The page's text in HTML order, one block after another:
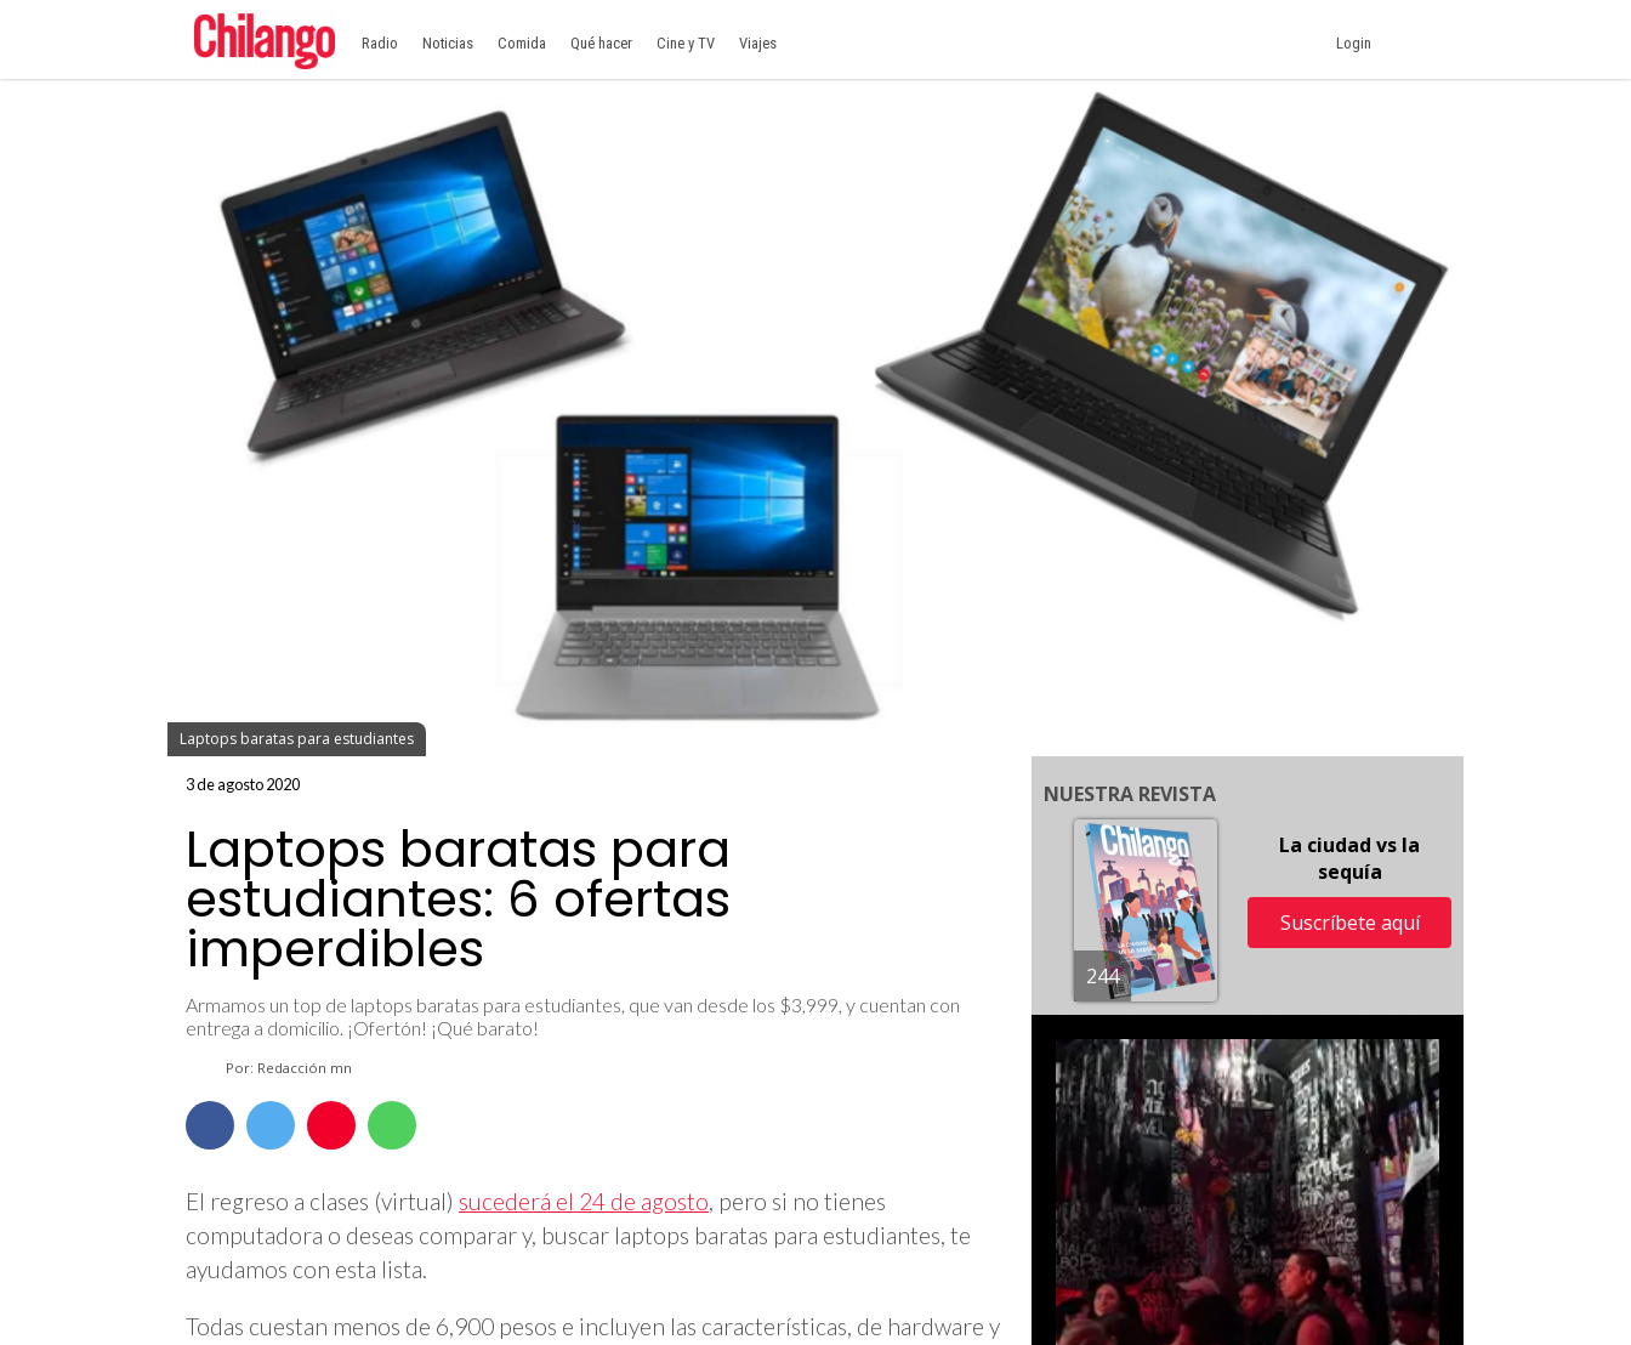
Radio Noticias Comida Qué hacer Cine y TV Viajes Login
Laptops baratas para estudiantes
3 de agosto 2020
Laptops baratas para
estudiantes: 6 ofertas
imperdibles
Armamos un top de laptops baratas para estudiantes, que van desde los $3,999, y cuentan con
entrega a domicilio. ¡Ofertón! ¡Qué barato!
Por: Redacción mn
El regreso a clases (virtual) sucederá el 24 de agosto, pero si no tienes
computadora o deseas comparar y, buscar laptops baratas para estudiantes, te
ayudamos con esta lista.
Todas cuestan menos de 6,900 pesos e incluyen las características, de hardware y
NUESTRA REVISTA
244
La ciudad vs la
sequía
Suscríbete aquí